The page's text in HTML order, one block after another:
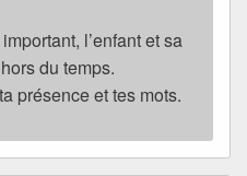
l’enfant et sa
du temps.
présence et tes mots.